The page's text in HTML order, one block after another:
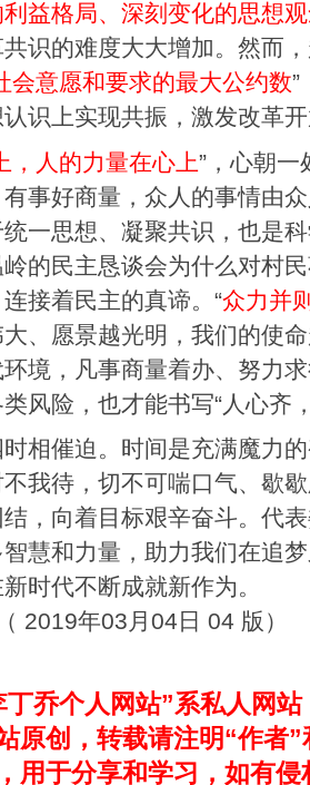
益格局、深刻变化的思想
识的难度大大增加。然而
会意愿和要求的最大公约数”
识上实现共振，激发改革
，人的力量在心上”，心朝
事好商量，众人的事情由
一思想、凝聚共识，也是
的民主恳谈会为什么对村
接着民主的真谛。“众力并
、愿景越光明，我们的使
境，凡事商量着办、努力
风险，也才能书写“人心齐
相催迫。时间是充满魔力
我待，切不可喘口气、歇
，向着目标艰辛奋斗。代
慧和力量，助力我们在追
新时代不断成就新作为。
2019年03月04日 04 版）
乔个人网站”系私人网
原创，转载请注明“作者
用于分享和学习，如有